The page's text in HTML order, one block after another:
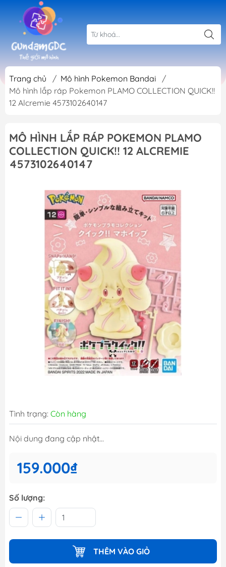
Trang chủ / Mô hình Pokemon Bandai
/
Mô hình lắp ráp Pokemon PLAMO COLLECTION QUICK!!
12 Alcremie 4573102640147
MÔ HÌNH LẮP RÁP POKEMON PLAMO
COLLECTION QUICK!! 12 ALCREMIE
4573102640147
Tình trạng: Còn hàng
Nội dung đang cập nhật...
159.000₫
Số lượng:
THÊM VÀO GIỎ